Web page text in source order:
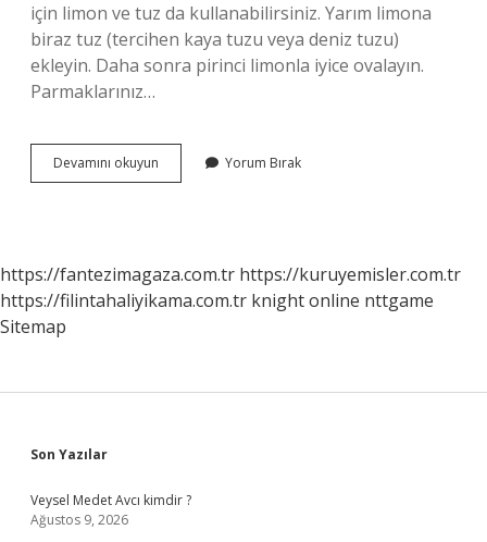
için limon ve tuz da kullanabilirsiniz. Yarım limona
biraz tuz (tercihen kaya tuzu veya deniz tuzu)
ekleyin. Daha sonra pirinci limonla iyice ovalayın.
Parmaklarınız…
Devamını okuyun
Suda
Yorum Bırak
https://fantezimagaza.com.tr https://kuruyemisler.com.tr
https://filintahaliyikama.com.tr knight online nttgame
Sitemap
Sidebar
Son Yazılar
Veysel Medet Avcı kimdir ?
Ağustos 9, 2026